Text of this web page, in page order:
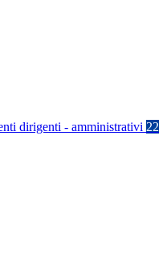
dirigenti - amministrativi 22